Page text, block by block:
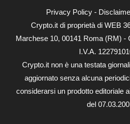
Privacy Policy -
Crypto.it di proprietà di WEB
Marchese 10, 00141 Roma (RM) -
I.V.A.
Crypto.it non è una testata
aggiornato senza alcuna
considerarsi un prodotto editoriale
del